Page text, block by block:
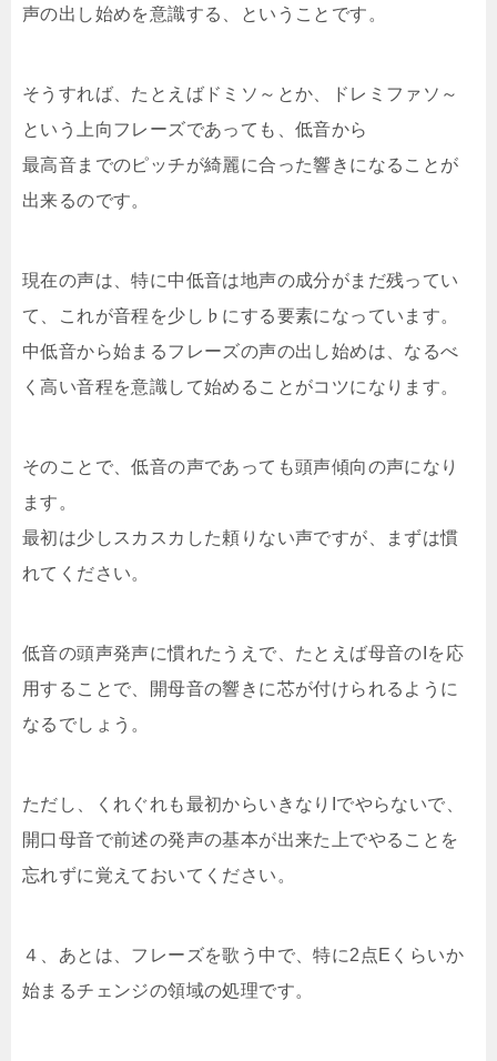
声の出し始めを意識する、ということです。
そうすれば、たとえばドミソ～とか、ドレミファソ～
という上向フレーズであっても、低音から
最高音までのピッチが綺麗に合った響きになることが
出来るのです。
現在の声は、特に中低音は地声の成分がまだ残ってい
て、これが音程を少し♭にする要素になっています。
中低音から始まるフレーズの声の出し始めは、なるべ
く高い音程を意識して始めることがコツになります。
そのことで、低音の声であっても頭声傾向の声になり
ます。
最初は少しスカスカした頼りない声ですが、まずは慣
れてください。
低音の頭声発声に慣れたうえで、たとえば母音のIを応
用することで、開母音の響きに芯が付けられるように
なるでしょう。
ただし、くれぐれも最初からいきなりIでやらないで、
開口母音で前述の発声の基本が出来た上でやることを
忘れずに覚えておいてください。
４、あとは、フレーズを歌う中で、特に2点Eくらいか
始まるチェンジの領域の処理です。